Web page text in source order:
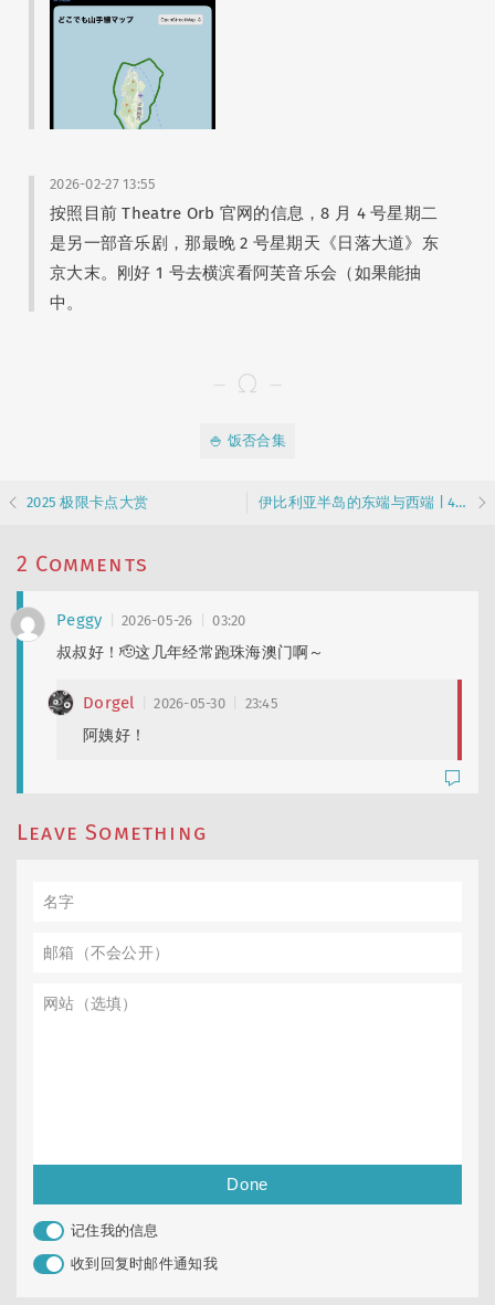
2026-02-27 13:55
按照目前 Theatre Orb 官网的信息，8 月 4 号星期二
是另一部音乐剧，那最晚 2 号星期天《日落大道》东
京大末。刚好 1 号去横滨看阿芙音乐会（如果能抽
中。
🍚 饭否合集
2025 极限卡点大赏 伊比利亚半岛的东端与西端 | 4 |「旧世界」边缘的阳光、色彩与大风
2 Comments
Peggy 2026-05-26 03:20
叔叔好！🫡这几年经常跑珠海澳门啊～
Dorgel 2026-05-30 23:45
阿姨好！
Leave Something
记住我的信息
收到回复时邮件通知我